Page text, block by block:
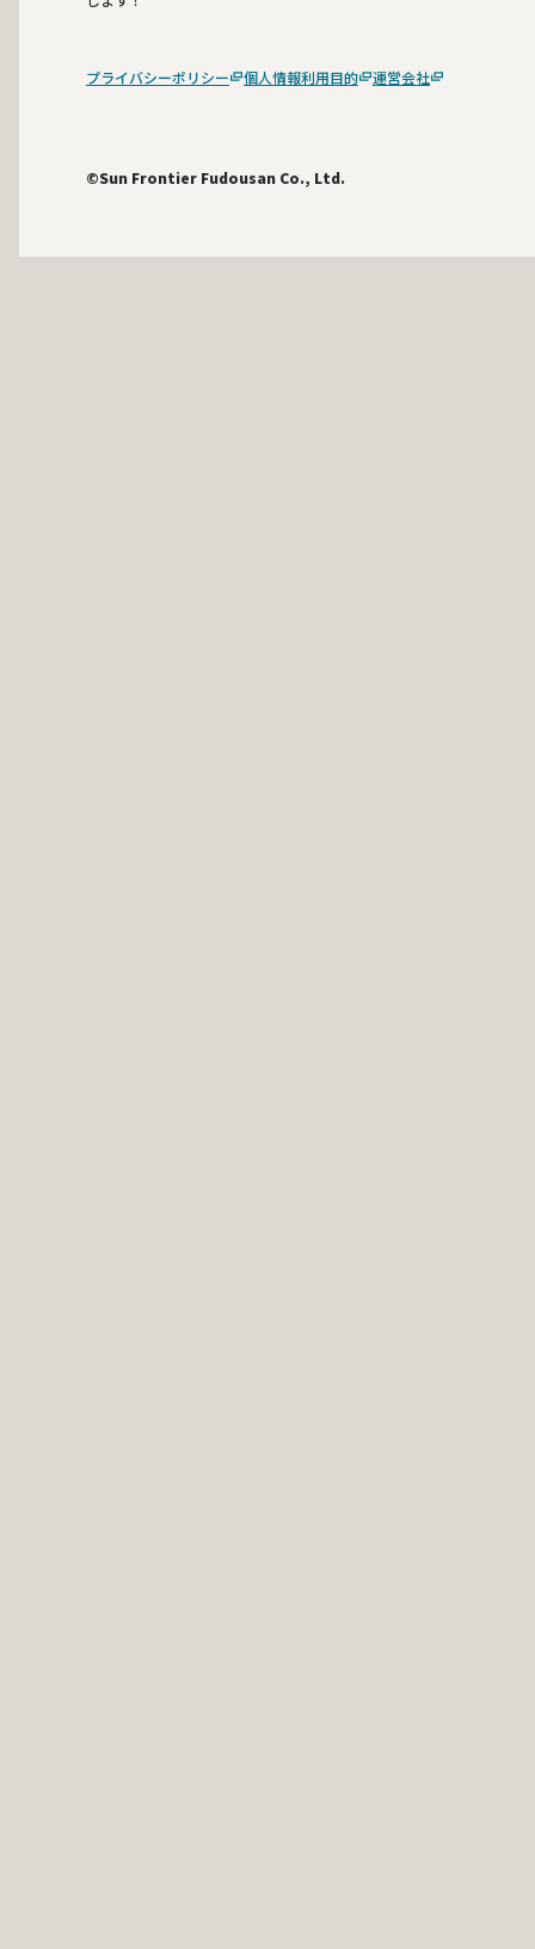
プライバシーポリシー 個人情報利用目的 運営会社
©Sun Frontier Fudousan Co., Ltd.